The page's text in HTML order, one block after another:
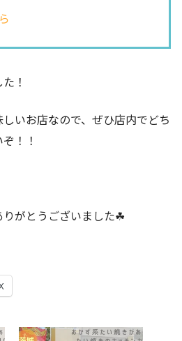
！
いお店なので、ぜひ店内でどち
！！
がとうございました☘